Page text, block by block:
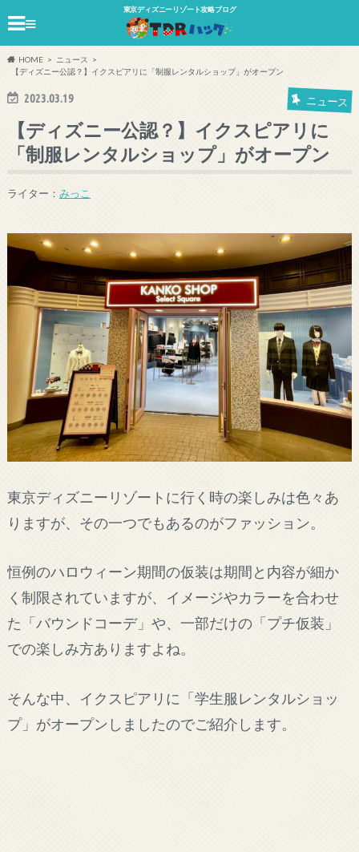
東京ディズニーリゾート攻略ブログ
≡
HOME
ニュース
【ディズニー公認？】イクスピアリに「制服レンタルショップ」がオープン
2023.03.19 ニュース
【ディズニー公認？】イクスピアリに
「制服レンタルショップ」がオープン
ライター： みっこ
東京ディズニーリゾートに行く時の楽しみは色々あ
りますが、その一つでもあるのがファッション。
恒例のハロウィーン期間の仮装は期間と内容が細か
く制限されていますが、イメージやカラーを合わせ
た「バウンドコーデ」や、一部だけの「プチ仮装」
での楽しみ方ありますよね。
そんな中、イクスピアリに「学生服レンタルショッ
プ」がオープンしましたのでご紹介します。